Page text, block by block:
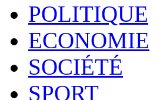
POLITIQUE
ECONOMIE
SOCIÉTÉ
SPORT